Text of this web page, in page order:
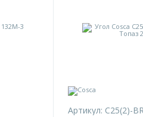
Артикул: C25(2)-